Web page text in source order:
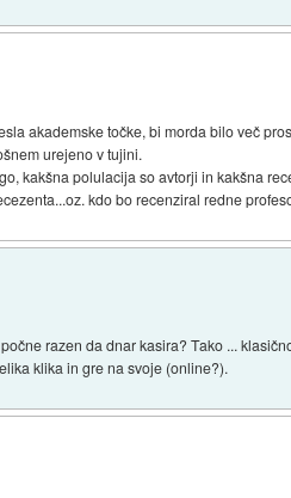
akademske točke, bi morda bilo več
urejeno v tujini.
kakšna polulacija so avtorji in kakšna
kdo bo recenziral redne
razen da dnar kasira? Tako ...
klika in gre na svoje (online?).